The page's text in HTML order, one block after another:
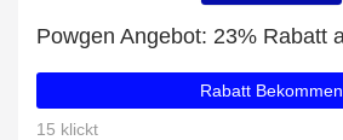
Rabatt Bekommen
15 klickt